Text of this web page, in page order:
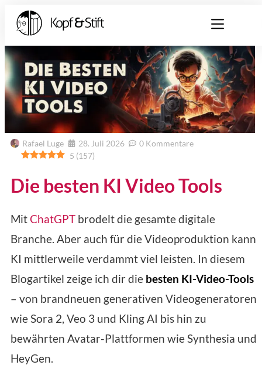
Rafael Luge 28. Juli 2026
0 Kommentare
5 (157)
Die besten KI Video Tools
MitChatGPT brodelt die gesamte digitale
Branche. Aber auch für die Videoproduktion kann
KI mittlerweile verdammt viel leisten. In diesem
Blogartikel zeige ich dir die besten KI-Video-Tools
– von brandneuen generativen Videogeneratoren
wie Sora 2, Veo 3 und Kling AI bis hin zu
bewährten Avatar-Plattformen wie Synthesia und
HeyGen.